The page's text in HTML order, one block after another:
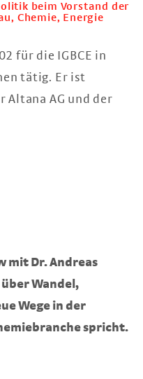
beim Vorstand der
Chemie, Energie
für die IGBCE in
tätig. Er ist
AG und der
mit Dr. Andreas
über Wandel,
Wege in der
spricht.